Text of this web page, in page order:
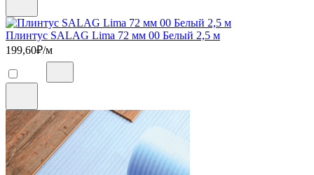
Плинтус SALAG Lima 72 мм 00 Белый 2,5 м
199,60₽/м